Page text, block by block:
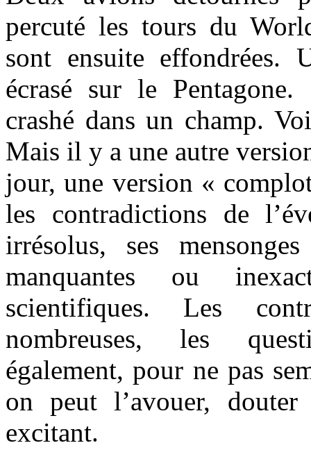
percuté les tours du
sont ensuite effondrées.
écrasé sur le
crashé dans un champ.
Mais il y a une autre
jour, une version «
les contradictions de
irrésolus, ses
manquantes ou
scientifiques. Les
nombreuses, les
également, pour ne pas
on peut l’avouer,
excitant.